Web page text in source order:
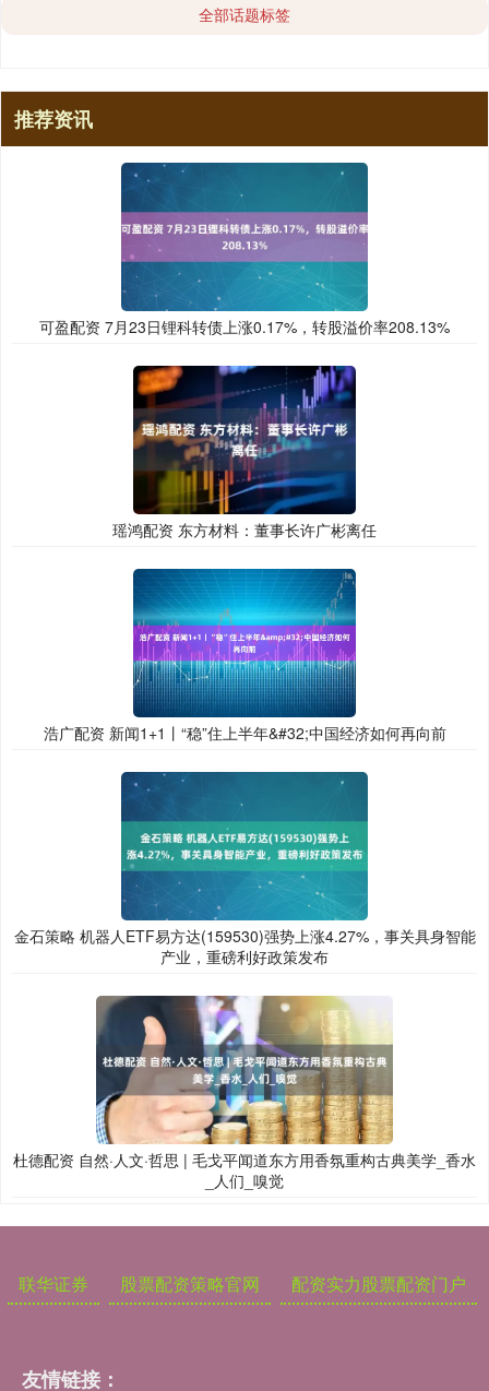
全部话题标签
推荐资讯
可盈配资 7月23日锂科转债上涨0.17%，转股溢价率208.13%
瑶鸿配资 东方材料：董事长许广彬离任
浩广配资 新闻1+1丨“稳”住上半年&#32;中国经济如何再向前
金石策略 机器人ETF易方达(159530)强势上涨4.27%，事关具身智能
产业，重磅利好政策发布
杜德配资 自然·人文·哲思 | 毛戈平闻道东方用香氛重构古典美学_香水
_人们_嗅觉
联华证券 股票配资策略官网 配资实力股票配资门户
友情链接：